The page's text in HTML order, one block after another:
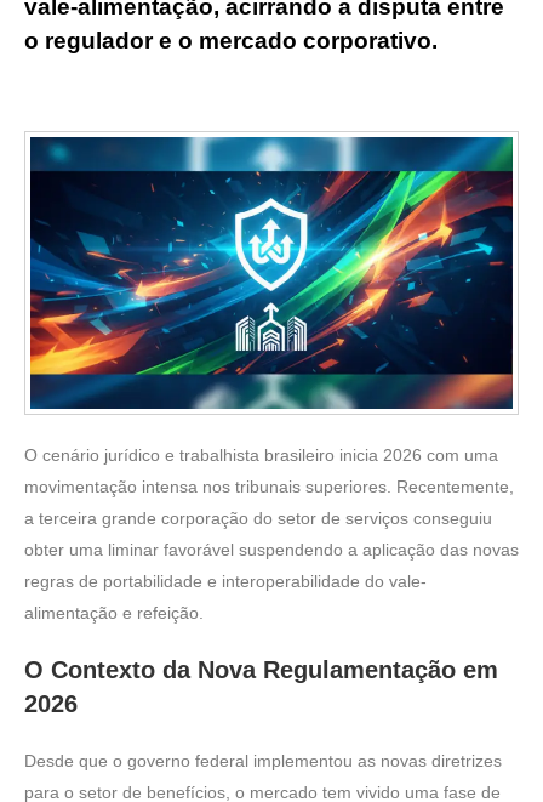
vale-alimentação, acirrando a disputa entre
o regulador e o mercado corporativo.
O cenário jurídico e trabalhista brasileiro inicia 2026 com uma
movimentação intensa nos tribunais superiores. Recentemente,
a terceira grande corporação do setor de serviços conseguiu
obter uma liminar favorável suspendendo a aplicação das novas
regras de portabilidade e interoperabilidade do vale-
alimentação e refeição.
O Contexto da Nova Regulamentação em
2026
Desde que o governo federal implementou as novas diretrizes
para o setor de benefícios, o mercado tem vivido uma fase de